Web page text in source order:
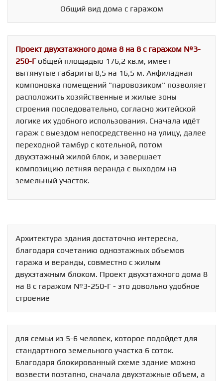
Общий вид дома с гаражом
Проект двухэтажного дома 8 на 8 с гаражом №3-
250-Г общей площадью 176,2 кв.м, имеет
вытянутые габариты 8,5 на 16,5 м. Анфиладная
компоновка помещений "паровозиком" позволяет
расположить хозяйственные и жилые зоны
строения последовательно, согласно житейской
логике их удобного использования. Сначала идёт
гараж с выездом непосредственно на улицу, далее
переходной тамбур с котельной, потом
двухэтажный жилой блок, и завершает
композицию летняя веранда с выходом на
земельный участок.
Архитектура здания достаточно интересна,
благодаря сочетанию одноэтажных объемов
гаража и веранды, совместно с жилым
двухэтажным блоком. Проект двухэтажного дома 8
на 8 с гаражом №3-250-Г - это довольно удобное
строение
для семьи из 5-6 человек, которое подойдет для
стандартного земельного участка 6 соток.
Благодаря блокированный схеме здание можно
возвести поэтапно, сначала двухэтажные объем, а